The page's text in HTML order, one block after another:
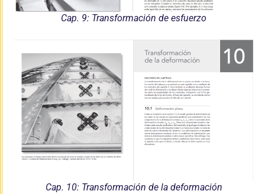
Cap. 9: Transformación de esfuerzo
Cap. 10: Transformación de la deformación